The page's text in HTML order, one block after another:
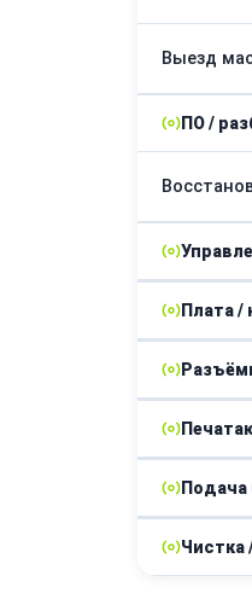
Выезд
ПО /
Замена
Плата /
Ремонт
Замена
Замена
Замена
Подача
Замена
Чистка